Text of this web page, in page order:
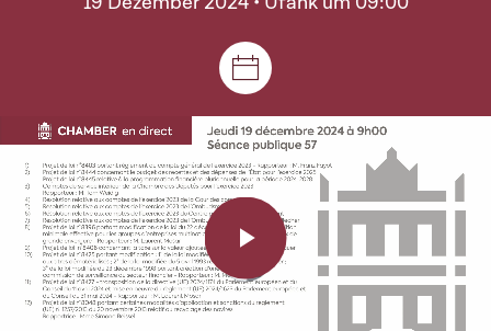
Sëtzungen a Reuniounen
Player
is
loading.
Play
Video